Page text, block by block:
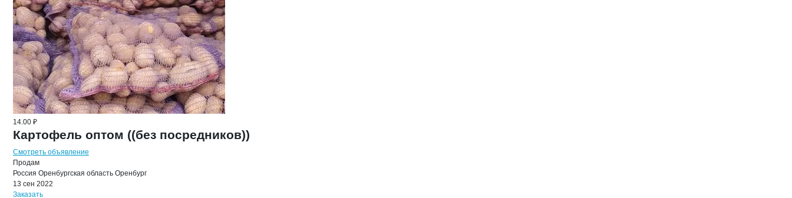
14.00 ₽
Картофель оптом ((без посредников))
Смотреть объявление
Продам
Россия Оренбургская область Оренбург
13 сен 2022
Заказать